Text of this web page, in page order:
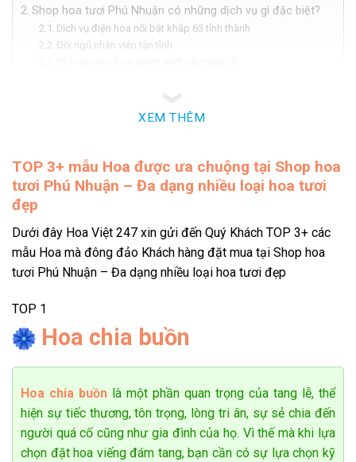
Shop hoa tươi Phú Nhuận có những dịch vụ gì đặc biệt?
Dịch vụ điện hoa nổi bật khắp 63 tỉnh thành
Đội ngũ nhân viên tận tình
Đặt hoa online Phú Nhuận tại Hoa Việt 247 có những thế
Đặt hoa online Phú Nhuận qua đâu?
Thời gian giao hoa
Giới thiệu về những sản phẩm bán chạy tại shop
hoa tươi Phú Nhuận
Hoa khai trương thuộc top đầu các sản phẩm bán chạy
công và khởi đầu mới, các mẫu hoa khai trương Phú Nhuận
XEM THÊM
TOP 3+ mẫu Hoa được ưa chuộng tại Shop hoa
tươi Phú Nhuận – Đa dạng nhiều loại hoa tươi
đẹp
Dưới đây Hoa Việt 247 xin gửi đến Quý Khách TOP 3+ các
mẫu Hoa mà đông đảo Khách hàng đặt mua tại Shop hoa
tươi Phú Nhuận – Đa dạng nhiều loại hoa tươi đẹp
TOP 1
Hoa chia buồn
Hoa chia buồn là một phần quan trọng của tang lễ, thể
hiện sự tiếc thương, tôn trọng, lòng tri ân, sự sẻ chia đến
người quá cố cũng như gia đình của họ. Vì thế mà khi lựa
chọn đặt hoa viếng đám tang, bạn cần có sự lựa chọn kỹ
11 phút trước